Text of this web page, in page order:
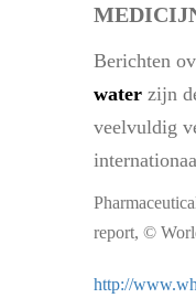
Berichten
water zijn
veelvuldig
report, ©
http://